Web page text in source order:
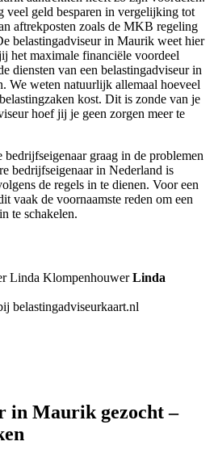
veel geld besparen in vergelijking tot
aftrekposten zoals de MKB regeling
belastingadviseur in Maurik weet hier
het maximale financiële voordeel
diensten van een belastingadviseur in
We weten natuurlijk allemaal hoeveel
kost. Dit is zonde van je
hoef jij je geen zorgen meer te
bedrijfseigenaar graag in de problemen
bedrijfseigenaar in Nederland is
de regels in te dienen. Voor een
vaak de voornaamste reden om een
te schakelen.
Linda
belastingadviseurkaart.nl
in Maurik gezocht –